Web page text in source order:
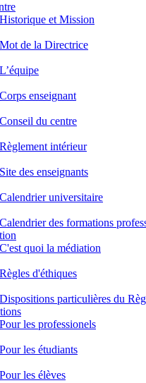
Historique et Mission
Mot de la Directrice
L’équipe
Corps enseignant
Conseil du centre
Règlement intérieur
Site des enseignants
Calendrier universitaire
Calendrier des formations
C'est quoi la médiation
Règles d'éthiques
Dispositions particulières du
Pour les professionels
Pour les étudiants
Pour les élèves